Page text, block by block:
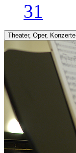
31
Theater, Oper, Konzerte